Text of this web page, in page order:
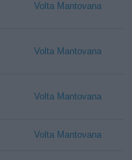
Volta Mantovana
Volta Mantovana
Volta Mantovana
Volta Mantovana